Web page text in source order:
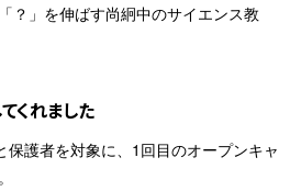
」を伸ばす尚絅中のサイエンス教
くれました
護者を対象に、1回目のオープンキャ